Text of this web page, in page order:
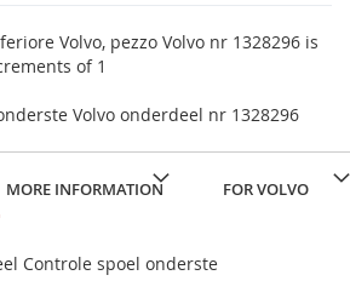
Volvo, pezzo Volvo nr 1328296 is
of 1
Volvo onderdeel nr 1328296
Controle spoel onderste
MORE INFORMATION FOR VOLVO